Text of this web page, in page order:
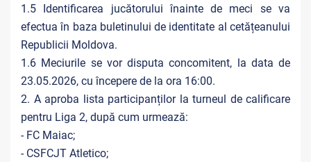
1.5 Identificarea jucătorului înainte de meci se va
efectua în baza buletinului de identitate al cetățeanului
Republicii Moldova.
1.6 Meciurile se vor disputa concomitent, la data de
23.05.2026, cu începere de la ora 16:00.
2. A aproba lista participanților la turneul de calificare
pentru Liga 2, după cum urmează:
- FC Maiac;
- CSFCJT Atletico;